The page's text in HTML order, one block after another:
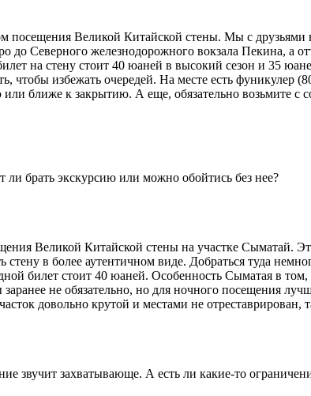
посещения Великой Китайской стены. Мы с
до Северного железнодорожного вокзала Пекина, а
на стену стоит 40 юаней в высокий сезон и 35
чтобы избежать очередей. На месте есть
ближе к закрытию. А еще, обязательно возьмите
брать экскурсию или можно обойтись без нее?
Великой Китайской стены на участке Сыматай.
стену в более аутентичном виде. Добраться туда
билет стоит 40 юаней. Особенность Сыматая в
не обязательно, но для ночного посещения
довольно крутой и местами не отреставрирован,
звучит захватывающе. А есть ли какие-то